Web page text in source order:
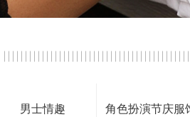
男士情趣 角色扮演节庆服